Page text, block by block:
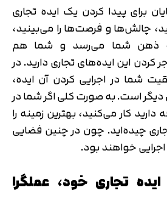
برای پیدا کردن یک ایده‌ تجاری
چالش‌ها و فرصت‌ها را می‌بینید،
ذهن شما می‌رسد و شما هم
کردن این ایده‌های تجاری دارید. در
شما در اجرایی کردن آن ایده،
دیگر است. به صورت کلی اگر شما در
کار می‌کنید، بهترین زمینه را
چیده‌اید. چون در چنین فضایی
اجرایی خواهند بود.
تجاری خود، عملگرا